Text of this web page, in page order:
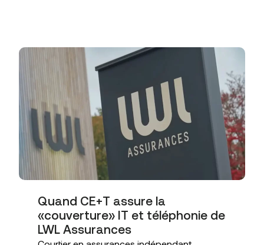
Quand CE+T assure la
«couverture» IT et téléphonie de
LWL Assurances